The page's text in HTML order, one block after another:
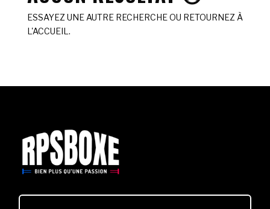
ESSAYEZ UNE AUTRE RECHERCHE OU RETOURNEZ À
L'ACCUEIL.